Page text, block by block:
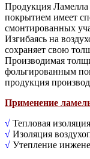
Продукция
покрытием имеет
смонтированных
Изгибаясь на
сохраняет свою
Производимая
фольгированным
продукция
Применение
√ Тепловая
√ Изоляция
√ Утепление